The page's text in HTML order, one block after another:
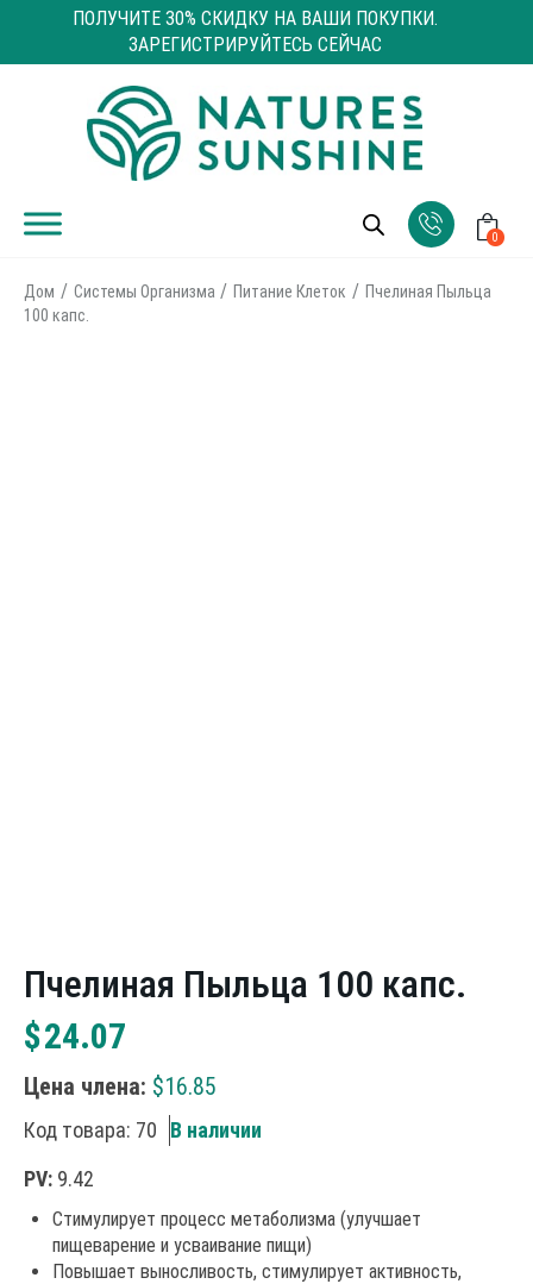
ПОЛУЧИТЕ 30% СКИДКУ НА ВАШИ ПОКУПКИ.
ЗАРЕГИСТРИРУЙТЕСЬ СЕЙЧАС
0
Дом Системы Организма Питание Клеток
Пчелиная Пыльца
100 капс.
Пчелиная Пыльца 100 капс.
$24.07
Цена члена: $16.85
Код товара: 70
В наличии
PV: 9.42
Стимулирует процесс метаболизма (улучшает
пищеварение и усваивание пищи)
Повышает выносливость, стимулирует активность,